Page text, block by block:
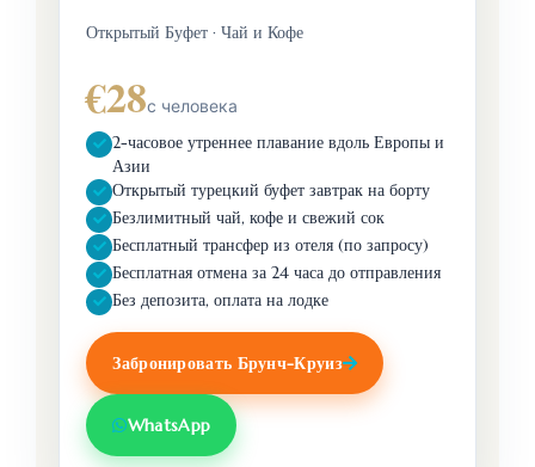
Открытый Буфет · Чай и Кофе
€28с человека
2-часовое утреннее плавание вдоль Европы и
Азии
Открытый турецкий буфет завтрак на борту
Безлимитный чай, кофе и свежий сок
Бесплатный трансфер из отеля (по запросу)
Бесплатная отмена за 24 часа до отправления
Без депозита, оплата на лодке
Забронировать Брунч-Круиз
WhatsApp